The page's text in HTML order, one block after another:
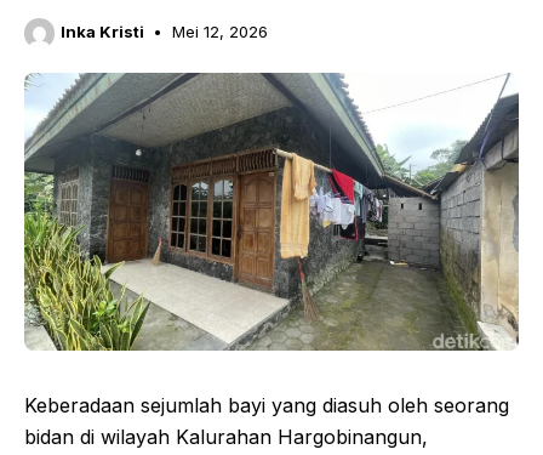
Inka Kristi Mei 12, 2026
Keberadaan sejumlah bayi yang diasuh oleh seorang
bidan di wilayah Kalurahan Hargobinangun,